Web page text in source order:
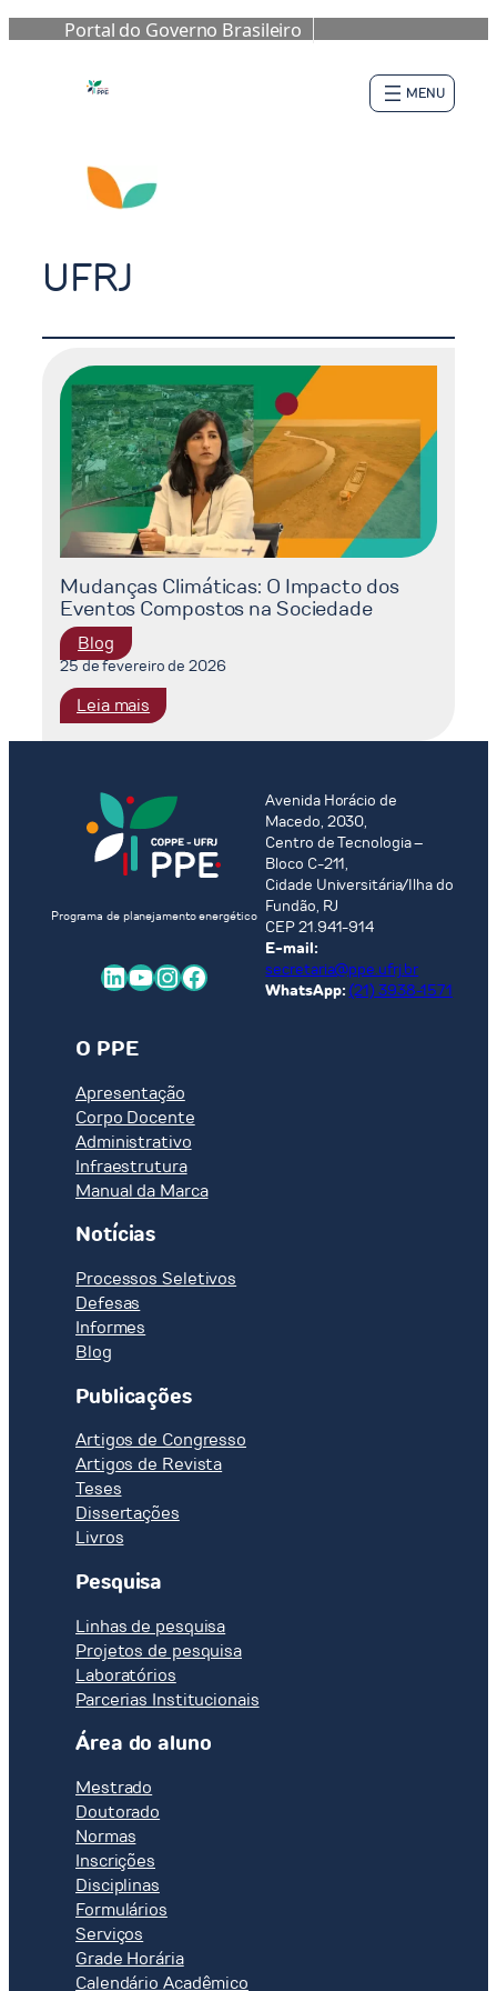
Portal do Governo Brasileiro
UFRJ
Mudanças Climáticas: O Impacto dos
Eventos Compostos na Sociedade
Blog
25 de fevereiro de 2026
Leia mais
Mudanças
Impacto
dos
Eventos
Compostos
Sociedade
Programa de planejamento energético
LinkedIn Youtube InstagramFacebook
Avenida Horácio de
Macedo, 2030,
Centro de Tecnologia –
Bloco C-211,
Cidade Universitária/Ilha do
Fundão, RJ
CEP 21.941-914
E-mail:
secretaria@ppe.ufrj.br
WhatsApp: (21) 3938-1571
O PPE
Apresentação
Corpo Docente
Administrativo
Infraestrutura
Manual da Marca
Notícias
Processos Seletivos
Defesas
Informes
Blog
Publicações
Artigos de Congresso
Artigos de Revista
Teses
Dissertações
Livros
Pesquisa
Linhas de pesquisa
Projetos de pesquisa
Laboratórios
Parcerias Institucionais
Área do aluno
Mestrado
Doutorado
Normas
Inscrições
Disciplinas
Formulários
Serviços
Grade Horária
Calendário Acadêmico